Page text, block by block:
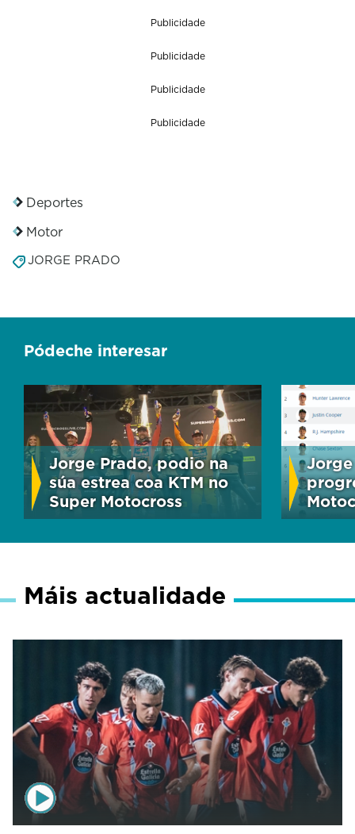
Publicidade
Publicidade
Publicidade
Publicidade
Deportes
Motor
JORGE PRADO
Pódeche interesar
Jorge Prado, podio na
súa estrea coa KTM no
Super Motocross
Máis actualidade